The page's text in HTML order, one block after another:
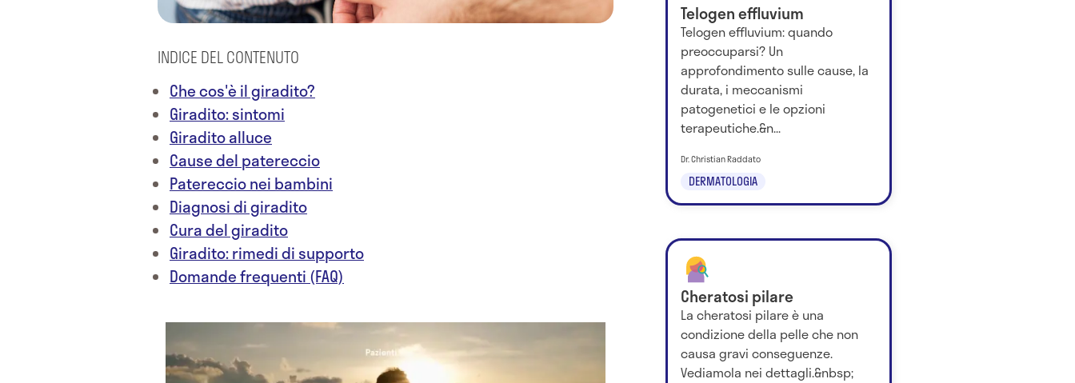
INDICE DEL CONTENUTO
Che cos'è il giradito?
Giradito: sintomi
Giradito alluce
Cause del patereccio
Patereccio nei bambini
Diagnosi di giradito
Cura del giradito
Giradito: rimedi di supporto
Domande frequenti (FAQ)
Telogen effluvium
Telogen effluvium: quando
preoccuparsi? Un
approfondimento sulle cause, la
durata, i meccanismi
patogenetici e le opzioni
terapeutiche.&n...
DERMATOLOGIA
Dr. Christian Raddato
Cheratosi pilare
La cheratosi pilare è una
condizione della pelle che non
causa gravi conseguenze.
Vediamola nei dettagli.&nbsp;